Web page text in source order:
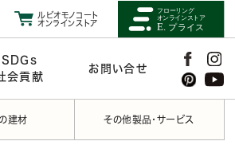
ルビオモノコート
オンラインストア
SDGs
会貢献
お問い合せ
建材 その他製品・サービス